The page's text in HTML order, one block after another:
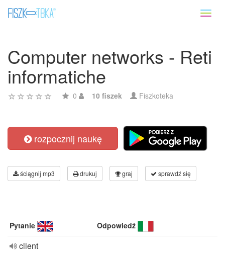
Computer networks - Reti
informatiche
0 10 fiszek Fiszkoteka
rozpocznij naukę
ściągnij mp3 drukuj graj sprawdź się
Pytanie Odpowiedź
client